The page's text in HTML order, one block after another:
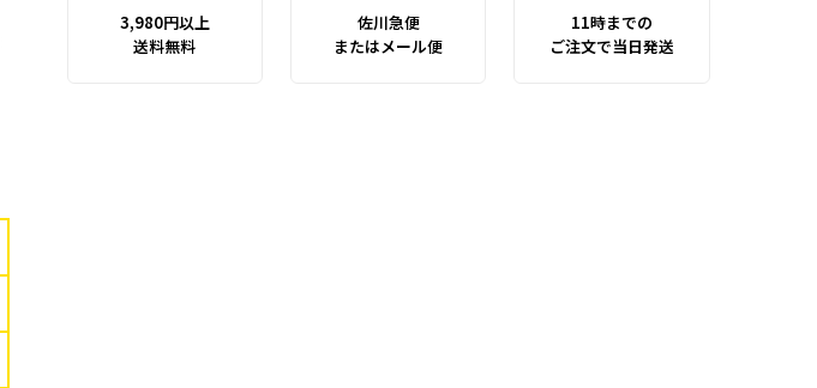
3,980円以上
送料無料
佐川急便
またはメール便
11時までの
ご注文で当日発送